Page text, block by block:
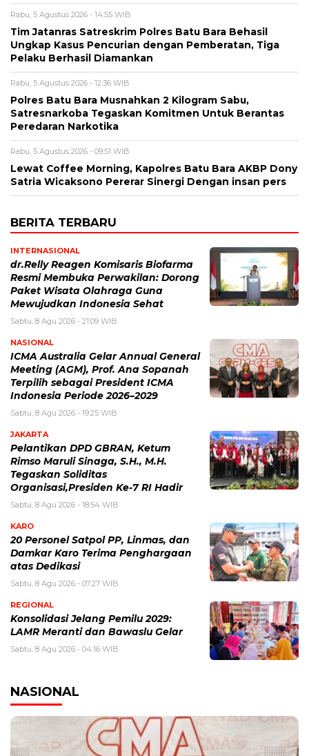
Rabu, 5 Agustus 2026 - 14:55 WIB
Tim Jatanras Satreskrim Polres Batu Bara Behasil
Ungkap Kasus Pencurian dengan Pemberatan, Tiga
Pelaku Berhasil Diamankan
Rabu, 5 Agustus 2026 - 12:36 WIB
Polres Batu Bara Musnahkan 2 Kilogram Sabu,
Satresnarkoba Tegaskan Komitmen Untuk Berantas
Peredaran Narkotika
Rabu, 5 Agustus 2026 - 09:51 WIB
Lewat Coffee Morning, Kapolres Batu Bara AKBP Dony
Satria Wicaksono Pererar Sinergi Dengan insan pers
BERITA TERBARU
INTERNASIONAL
dr.Relly Reagen Komisaris Biofarma
Resmi Membuka Perwakilan: Dorong
Paket Wisata Olahraga Guna
Mewujudkan Indonesia Sehat
Sabtu, 8 Agu 2026 - 21:09 WIB
NASIONAL
ICMA Australia Gelar Annual General
Meeting (AGM), Prof. Ana Sopanah
Terpilih sebagai President ICMA
Indonesia Periode 2026–2029
Sabtu, 8 Agu 2026 - 19:25 WIB
JAKARTA
Pelantikan DPD GBRAN, Ketum
Rimso Maruli Sinaga, S.H., M.H.
Tegaskan Soliditas
Organisasi,Presiden Ke-7 RI Hadir
Sabtu, 8 Agu 2026 - 18:54 WIB
KARO
20 Personel Satpol PP, Linmas, dan
Damkar Karo Terima Penghargaan
atas Dedikasi
Sabtu, 8 Agu 2026 - 07:27 WIB
REGIONAL
Konsolidasi Jelang Pemilu 2029:
LAMR Meranti dan Bawaslu Gelar
Sabtu, 8 Agu 2026 - 04:16 WIB
NASIONAL